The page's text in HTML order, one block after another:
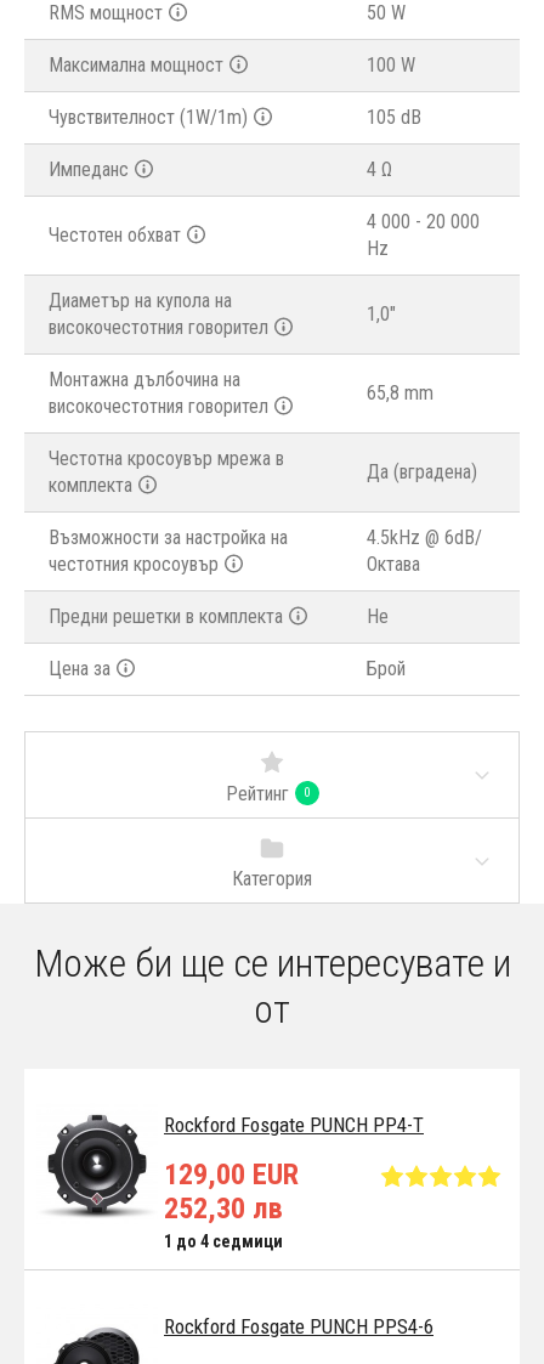
RMS мощност 50 W
Максимална мощност 100 W
Чувствителност (1W/1m) 105 dB
Импеданс 4 Ω
Честотен обхват
4 000 - 20 000
Hz
Диаметър на купола на
високочестотния говорител
1,0"
Монтажна дълбочина на
високочестотния говорител
65,8 mm
Честотна кросоувър мрежа в
комплекта
Да (вградена)
Възможности за настройка на
честотния кросоувър
4.5kHz @ 6dB/
Октава
Предни решетки в комплекта Не
Цена за Брой
Рейтинг 0
Категория
Може би ще се интересувате и
от
Rockford Fosgate PUNCH PP4-T
129,00 EUR
252,30 лв
1 до 4 седмици
Rockford Fosgate PUNCH PPS4-6